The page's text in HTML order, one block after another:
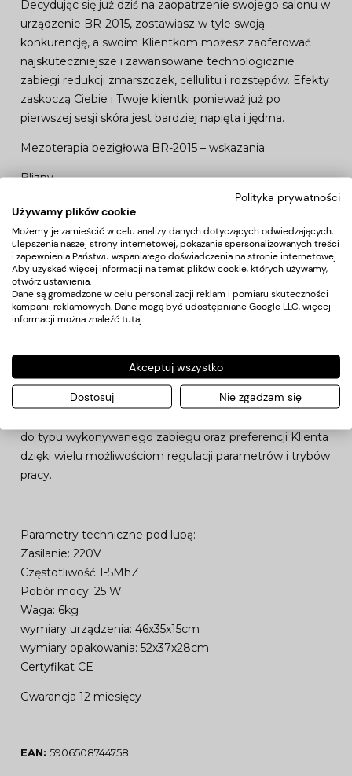
Decydując się już dziś na zaopatrzenie swojego salonu w
urządzenie BR-2015, zostawiasz w tyle swoją
konkurencję, a swoim Klientkom możesz zaoferować
najskuteczniejsze i zawansowane technologicznie
zabiegi redukcji zmarszczek, cellulitu i rozstępów. Efekty
zaskoczą Ciebie i Twoje klientki ponieważ już po
pierwszej sesji skóra jest bardziej napięta i jędrna.
Mezoterapia bezigłowa BR-2015 – wskazania:
Blizny,
Cellulit,
Redukcja tkanki tłuszczowej,
Sucha i szorstka skóra,
Skóra z oznakami starzenia,
Zmarszczki,
Wypadanie włosów.
funkcjonalność – urządzenie jest bardzo wygodne w
użyciu i posiada bardzo czytelny wyświetlacz cyfrowy,
do typu wykonywanego zabiegu oraz preferencji Klienta
dzięki wielu możliwościom regulacji parametrów i trybów
pracy.
Parametry techniczne pod lupą:
Zasilanie: 220V
Częstotliwość 1-5MhZ
Pobór mocy: 25 W
Waga: 6kg
wymiary urządzenia: 46x35x15cm
wymiary opakowania: 52x37x28cm
Certyfikat CE
Gwarancja 12 miesięcy
EAN: 5906508744758
Polityka prywatności
Używamy plików cookie
Możemy je zamieścić w celu analizy danych dotyczących odwiedzających,
ulepszenia naszej strony internetowej, pokazania spersonalizowanych treści
i zapewnienia Państwu wspaniałego doświadczenia na stronie internetowej.
Aby uzyskać więcej informacji na temat plików cookie, których używamy,
otwórz ustawienia.
Dane są gromadzone w celu personalizacji reklam i pomiaru skuteczności
kampanii reklamowych. Dane mogą być udostępniane Google LLC, więcej
informacji można znaleźć tutaj
Akceptuj wszystko
Dostosuj Nie zgadzam się